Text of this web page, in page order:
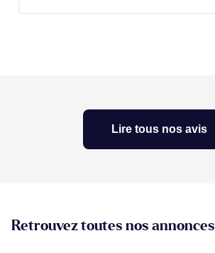
Lire tous nos avis
Retrouvez toutes nos annonces